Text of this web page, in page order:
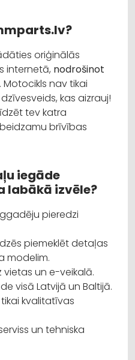
oriģinālās
internetā, nodrošinot
. Motocikls nav tikai
kas aizrauj!
tev katra
brīvības
iegāde
labākā izvēle?
pieredzi
piemeklēt detaļas
modelim.
vietas un e-veikalā.
visā Latvijā un Baltijā.
kvalitatīvas
un tehniska